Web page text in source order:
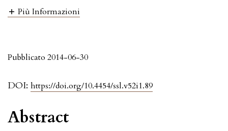
Più Informazioni
DOI: https://doi.org/10.4454/ssl.v52i1.89
Pubblicato 2014-06-30
Abstract